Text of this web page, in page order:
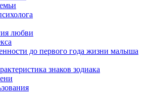
любви
до первого года жизни малыша
знаков зодиака